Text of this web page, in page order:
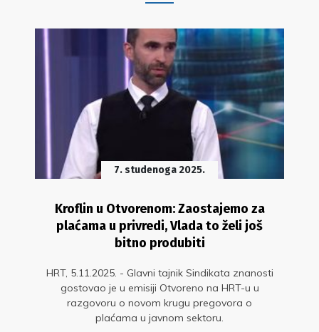
7. studenoga 2025.
Kroflin u Otvorenom: Zaostajemo za
plaćama u privredi, Vlada to želi još
bitno produbiti
HRT, 5.11.2025. - Glavni tajnik Sindikata znanosti
gostovao je u emisiji Otvoreno na HRT-u u
razgovoru o novom krugu pregovora o
plaćama u javnom sektoru.